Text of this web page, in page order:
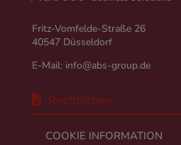
Fritz-Vomfelde-Straße 26
40547 Düsseldorf
E-Mail: info@abs-group.de
Rechtliches
COOKIE INFORMATION